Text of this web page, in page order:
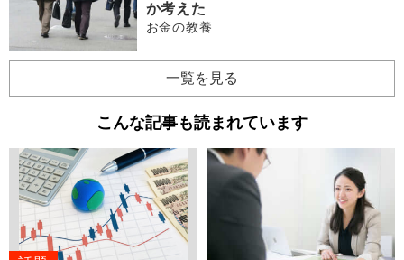
か考えた
お金の教養
一覧を見る
こんな記事も読まれています